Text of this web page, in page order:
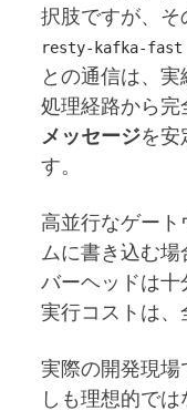
択肢ですが、そ
resty-kafka-fast
との通信は、実
処理経路から完
メッセージを安
す。
高並行なゲー
ムに書き込む
バーヘッドは
実行コストは、
実際の開発現
しも理想的で